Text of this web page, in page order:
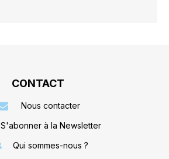
CONTACT
Nous contacter
S'abonner à la Newsletter
Qui sommes-nous ?